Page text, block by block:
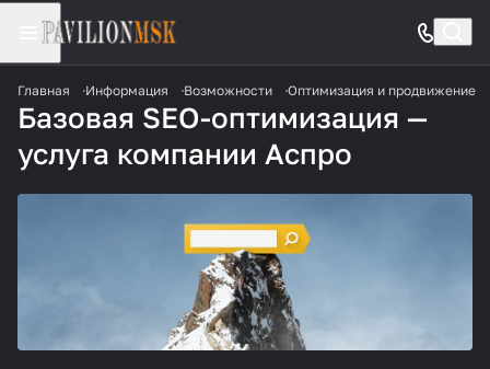
Главная Информация Возможности Оптимизация и продвижение
Базовая SEO-оптимизация —
услуга компании Аспро